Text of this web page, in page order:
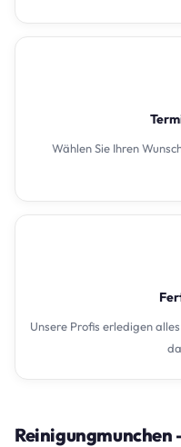
Wählen Sie Ihren
Unsere Profis erledigen